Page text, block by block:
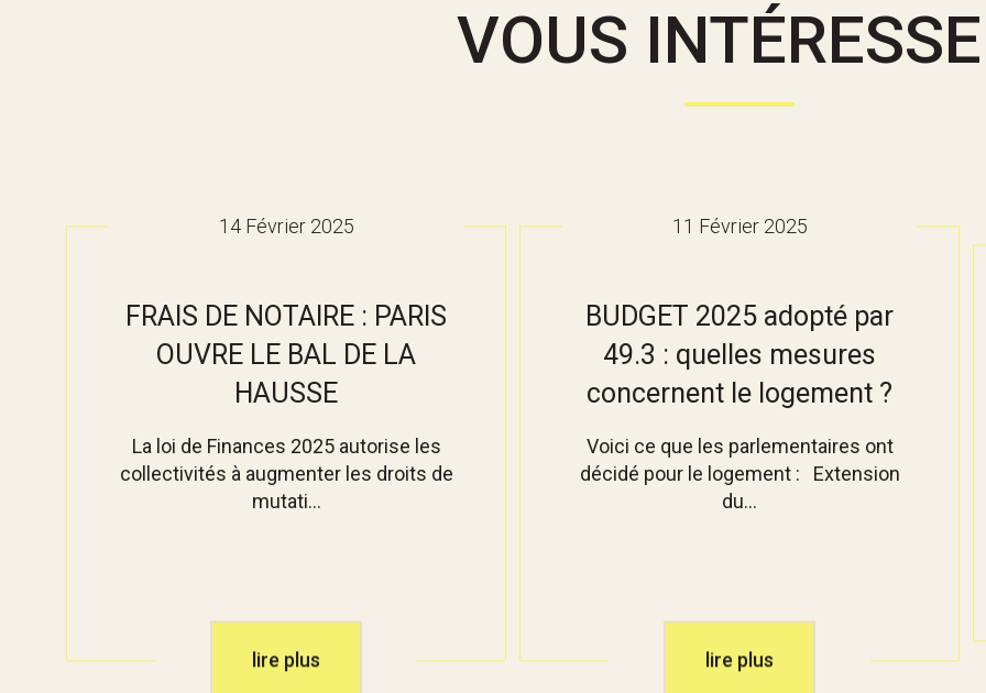
VOUS
14 Février 2025
FRAIS DE NOTAIRE : PARIS
OUVRE LE BAL DE LA
HAUSSE
La loi de Finances 2025 autorise les
collectivités à augmenter les droits de
mutati...
lire plus
11 Février 2025
BUDGET 2025 adopté par
49.3 : quelles mesures
concernent le logement ?
Voici ce que les parlementaires ont
décidé pour le logement : Extension
du...
lire plus